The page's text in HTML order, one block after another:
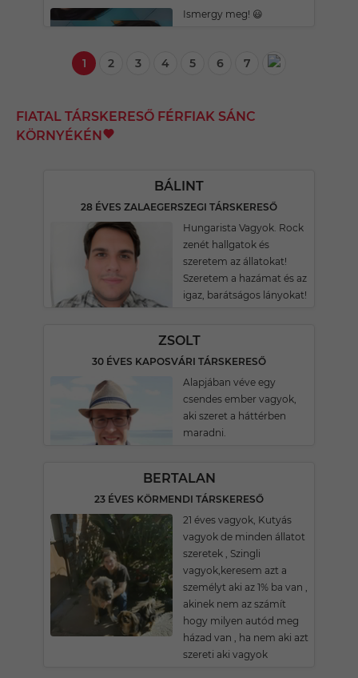
Ismergy meg! 😃
1 2 3 4 5 6 7
FIATAL TÁRSKERESŐ FÉRFIAK SÁNC
KÖRNYÉKÉN
BÁLINT
28 ÉVES ZALAEGERSZEGI TÁRSKERESŐ
Hungarista Vagyok. Rock
zenét hallgatok és
szeretem az állatokat!
Szeretem a hazámat és az
igaz, barátságos lányokat!
ZSOLT
30 ÉVES KAPOSVÁRI TÁRSKERESŐ
Alapjában véve egy
csendes ember vagyok,
aki szeret a háttérben
maradni.
BERTALAN
23 ÉVES KÖRMENDI TÁRSKERESŐ
21 éves vagyok, Kutyás
vagyok de minden állatot
szeretek , Szingli
vagyok,keresem azt a
személyt aki az 1% ba van ,
akinek nem az számít
hogy milyen autód meg
házad van , ha nem aki azt
szereti aki vagyok